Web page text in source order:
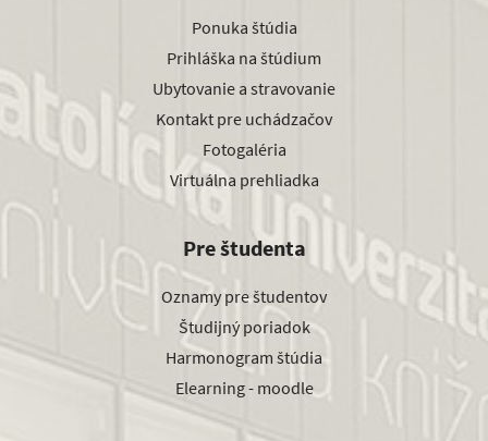
Ponuka štúdia
Prihláška na štúdium
Ubytovanie a stravovanie
Kontakt pre uchádzačov
Fotogaléria
Virtuálna prehliadka
Pre študenta
Oznamy pre študentov
Študijný poriadok
Harmonogram štúdia
Elearning - moodle